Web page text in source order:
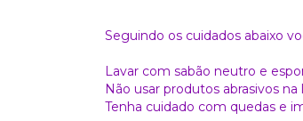
Seguindo os cuidados abaixo
Lavar com sabão neutro e
Não usar produtos abrasivos na
Tenha cuidado com quedas e